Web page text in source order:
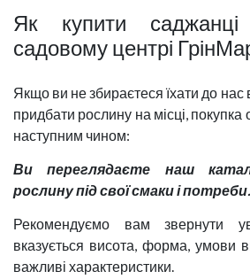
Як купити
садовому центрі
Якщо ви не збираєтеся їхати до нас
придбати рослину на місці, покупка
наступним чином:
Ви переглядаєте наш
рослину під свої смаки і потреби.
Рекомендуємо вам звернути
вказується висота, форма, умови
важливі характеристики.